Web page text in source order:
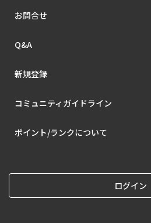
お問合せ
Q&A
新規登録
コミュニティガイドライン
ポイント/ランクについて
ログイン